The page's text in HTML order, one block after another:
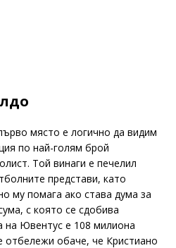
място е логично да видим
по най-голям брой
Той винаги е печелил
представи, като
му помага ако става дума за
с която се сдобива
на Ювентус е 108 милиона
отбележи обаче, че Кристиано